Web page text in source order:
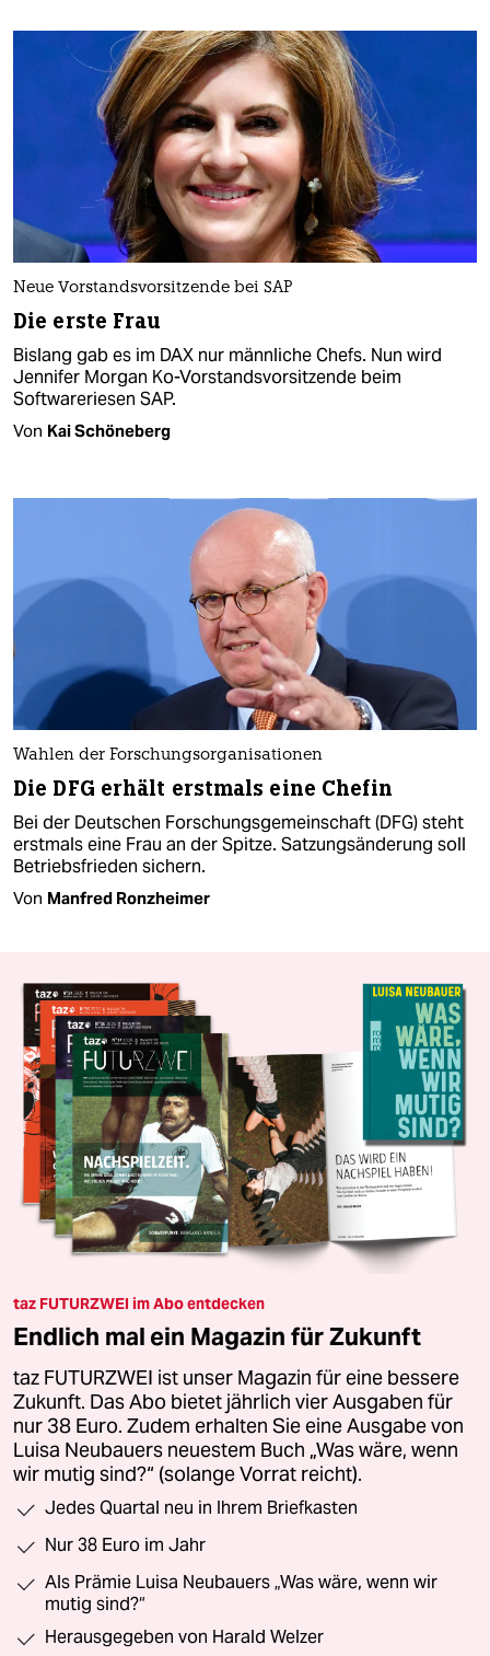
Neue Vorstandsvorsitzende bei SAP
Die erste Frau
Bislang gab es im DAX nur männliche Chefs. Nun wird
Jennifer Morgan Ko-Vorstandsvorsitzende beim
Softwareriesen SAP.
Von Kai Schöneberg
Wahlen der Forschungsorganisationen
Die DFG erhält erstmals eine Chefin
Bei der Deutschen Forschungsgemeinschaft (DFG) steht
erstmals eine Frau an der Spitze. Satzungsänderung soll
Betriebsfrieden sichern.
Von Manfred Ronzheimer
taz FUTURZWEI im Abo entdecken
Endlich mal ein Magazin für Zukunft
taz FUTURZWEI ist unser Magazin für eine bessere
Zukunft. Das Abo bietet jährlich vier Ausgaben für
nur 38 Euro. Zudem erhalten Sie eine Ausgabe von
Luisa Neubauers neuestem Buch „Was wäre, wenn
wir mutig sind?“ (solange Vorrat reicht).
Jedes Quartal neu in Ihrem Briefkasten
Nur 38 Euro im Jahr
Als Prämie Luisa Neubauers „Was wäre, wenn wir
mutig sind?“
Herausgegeben von Harald Welzer